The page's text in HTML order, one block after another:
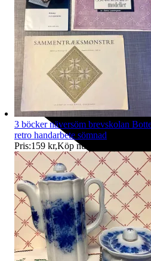
3 böcker näversöm brevskolan
retro handarbete sömnad
Pris:159 kr,Köp nu